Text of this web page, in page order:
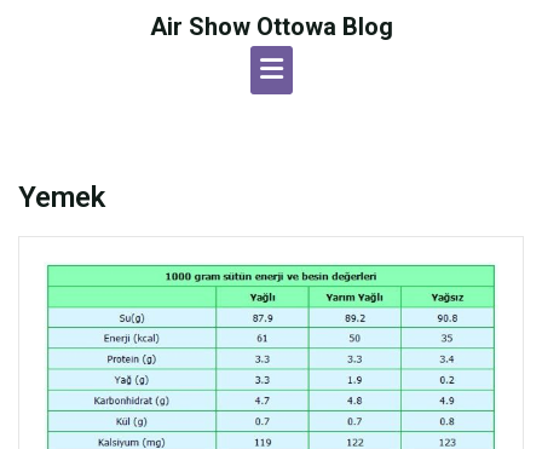
Air Show Ottowa Blog
Yemek